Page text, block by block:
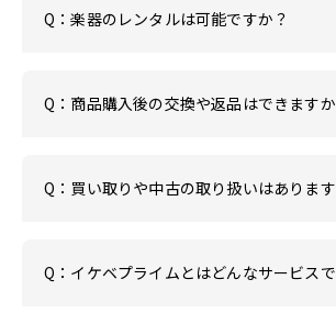
Q：楽器のレンタルは可能ですか？
Q：商品購入後の交換や返品はできます
Q：買い取りや中古の取り扱いはありま
Q：イケベプライムとはどんなサービス